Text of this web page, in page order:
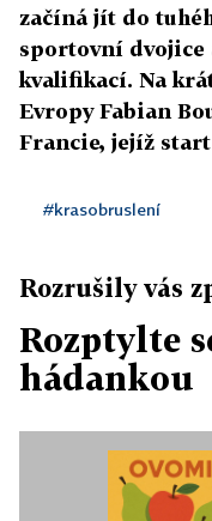
začíná jít do
sportovní dvojice
kvalifikací. Na
Evropy Fabian
Francie, jejíž
#krasobruslení
Rozrušily vás
Rozptylte
hádankou